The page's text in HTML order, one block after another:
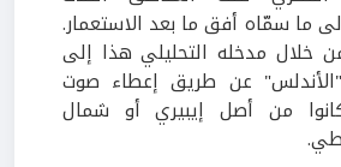
ما سمّاه أفق ما بعد الاستعمار.
خلال مدخله التحليلي هذا إلى
عن طريق إعطاء صوت
من أصل إيبيري أو شمال